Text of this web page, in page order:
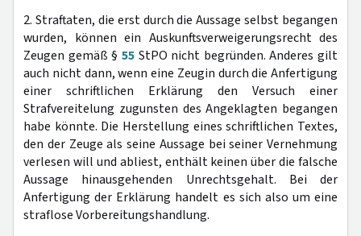
2. Straftaten, die erst durch die Aussage selbst begangen
wurden, können ein Auskunftsverweigerungsrecht des
Zeugen gemäß § 55StPO nicht begründen. Anderes gilt
auch nicht dann, wenn eine Zeugin durch die Anfertigung
einer schriftlichen Erklärung den Versuch einer
Strafvereitelung zugunsten des Angeklagten begangen
habe könnte. Die Herstellung eines schriftlichen Textes,
den der Zeuge als seine Aussage bei seiner Vernehmung
verlesen will und abliest, enthält keinen über die falsche
Aussage hinausgehenden Unrechtsgehalt. Bei der
Anfertigung der Erklärung handelt es sich also um eine
straflose Vorbereitungshandlung.